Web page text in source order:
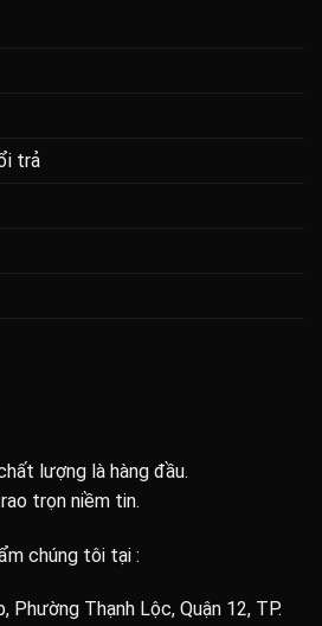
trả
lượng là hàng đầu.
trọn niềm tin.
chúng tôi tại :
Phường Thạnh Lộc, Quận 12, TP.